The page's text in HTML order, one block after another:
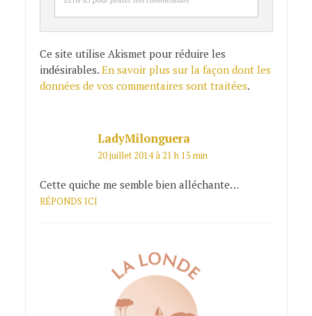
Ce site utilise Akismet pour réduire les
indésirables. En savoir plus sur la façon dont les
données de vos commentaires sont traitées.
LadyMilonguera
20 juillet 2014 à 21 h 15 min
Cette quiche me semble bien alléchante…
RÉPONDS ICI